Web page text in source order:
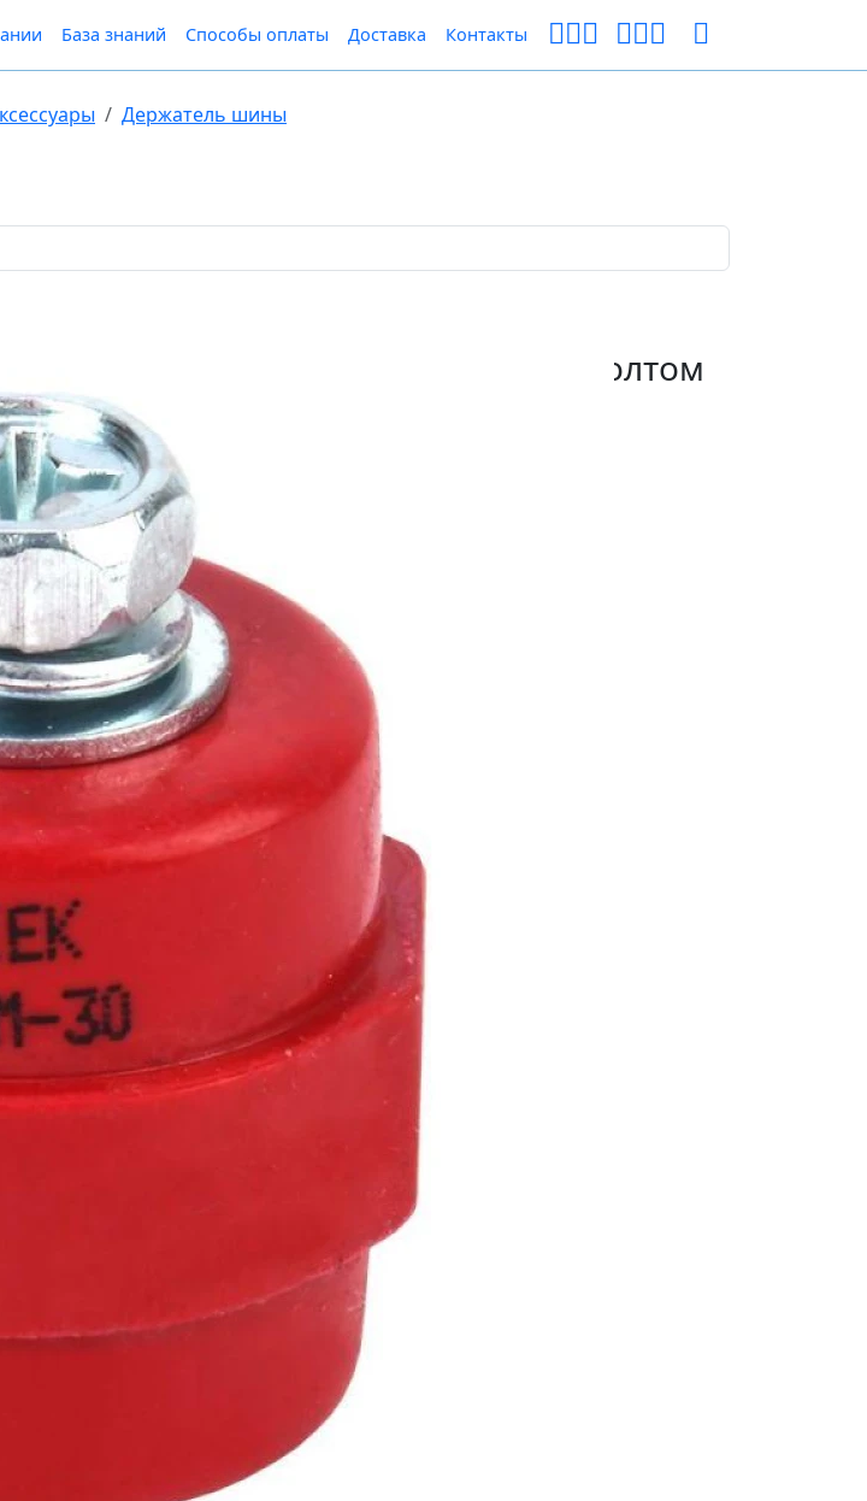
База знаний Способы оплаты Доставка Контакты
Держатель шины
Изолятор SM30 (М8) силовой с болтом
IEK YIS11-30-08-B
В Избранное
86 ₽шт., включая НДС 22%
Нашли дешевле? Снизим цену для Вас!
Наличие:
Есть
Артикул:
YIS11-30-08-B
Категория:
Держатель шины
Страна производитель:
Китай
Наличие по складам:
г. Домодедово (Белые Столбы) - 1374 штуки
г. Тверь (Победы) - 1265 штук
В корзину
г. Екатеринбург (Верхняя Пышма) - 100 штук
В корзину
г. Новосибирск (Петухова) - 212 штук
г. Ростов-на-Дону (Аксай) - 1407 штук
г. Самара (Кинель) - 1197 штук
г. Тула (Скуратовская) - 3970 штук